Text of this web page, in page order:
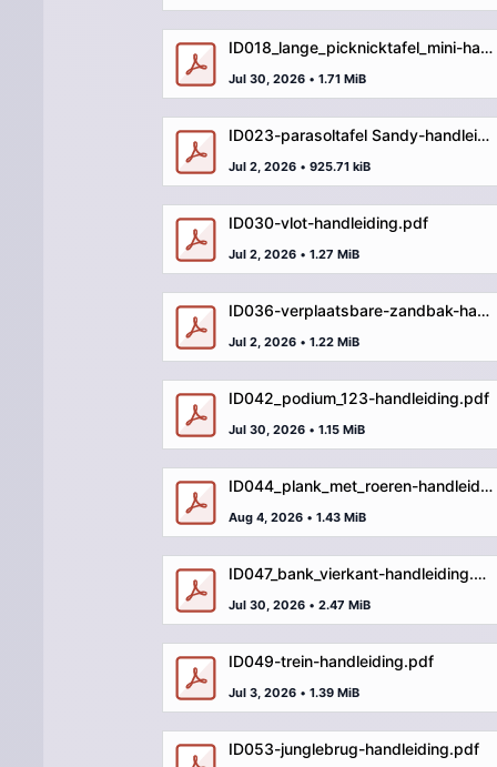
ID018_lange_picknicktafel_mini-handleiding.pdf
Jul 30, 2026 • 1.71 MiB
ID023-parasoltafel Sandy-handleiding.pdf
Jul 2, 2026 • 925.71 kiB
ID030-vlot-handleiding.pdf
Jul 2, 2026 • 1.27 MiB
ID036-verplaatsbare-zandbak-handleiding.pdf
Jul 2, 2026 • 1.22 MiB
ID042_podium_123-handleiding.pdf
Jul 30, 2026 • 1.15 MiB
ID044_plank_met_roeren-handleiding.pdf
Aug 4, 2026 • 1.43 MiB
ID047_bank_vierkant-handleiding.pdf
Jul 30, 2026 • 2.47 MiB
ID049-trein-handleiding.pdf
Jul 3, 2026 • 1.39 MiB
ID053-junglebrug-handleiding.pdf